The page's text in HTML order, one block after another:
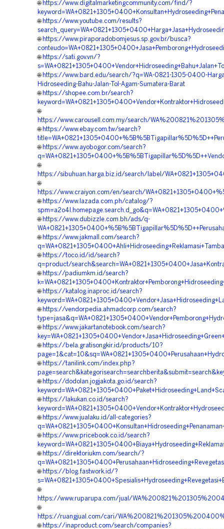
🌐 https://www.digitalmarketingcommunity.com/find/?
🌐 https://www.youtube.com/results?
🌐 https://www.piraporadobomjesus.sp.gov.br/busca?
🌐 https://sati.gov.vn/?
🌐 https://www.bard.edu/search/?q=WA-0821-1305-0400-
Hidroseeding-Bahu-Jalan-Tol-Agam-Sumatera-Barat
🌐 https://shopee.com.br/search?
🌐
https://www.carousell.com.my/search/
🌐 https://www.ebay.com.tw/search?
🌐 https://www.ayobogor.com/search?
🌐
https://sibuhuan.harga.biz.id/search/label/
🌐
https://www.craiyon.com/en/search/
🌐 https://www.lazada.com.ph/catalog/?
🌐 https://www.dubizzle.com.bh/ads/q-
🌐 https://www.jakmall.com/search?
🌐 https://toco.id/id/search?
q=product/
🌐 https://padiumkm.id/search?
🌐 https://katalog.inaproc.id/search?
🌐 https://vendorpedia.ahmadcorp.com/search?
🌐 https://www.jakartanotebook.com/search?
🌐 https://bela.gratisongkir.id/products/10?
🌐 https://tanilink.com/index.php?
🌐 https://dodolan.jogjakota.go.id/search?
🌐 https://lakukan.co.id/search?
🌐 https://www.jualaku.id/all-categories?
🌐 https://www.pricebook.co.id/search?
🌐 https://direktoriukm.com/search/?
🌐 https://blog.fastwork.id/?
🌐
https://www.ruparupa.com/jual/
🌐
https://ruangjual.com/cari/
🌐 https://inaproduct.com/search/companies?